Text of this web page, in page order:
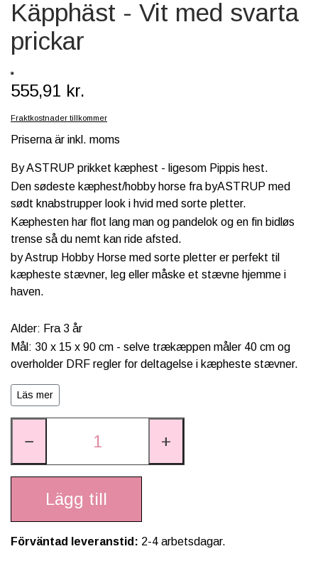
SCHLEICH® HEST & TILBEHØR
Käpphäst - Vit med svarta
prickar
555,91 kr.
Fraktkostnader tillkommer
Priserna är inkl. moms
By ASTRUP prikket kæphest - ligesom Pippis hest.
Den sødeste kæphest/hobby horse fra byASTRUP med
sødt knabstrupper look i hvid med sorte pletter.
Kæphesten har flot lang man og pandelok og en fin bidløs
trense så du nemt kan ride afsted.
by Astrup Hobby Horse med sorte pletter er perfekt til
kæpheste stævner, leg eller måske et stævne hjemme i
haven.
Alder: Fra 3 år
Mål: 30 x 15 x 90 cm - selve trækæppen måler 40 cm og
overholder DRF regler for deltagelse i kæpheste stævner.
Materiale: PU og poppeltræ
Mærkning:
Läs mer
− +
Lägg till
Förväntad leveranstid: 2-4 arbetsdagar.